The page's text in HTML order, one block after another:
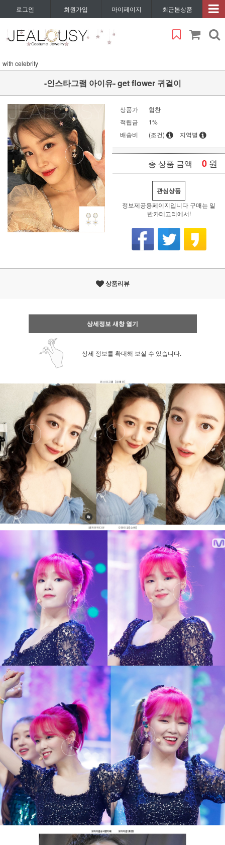
로그인 회원가입 마이페이지 최근본상품
with celebrity
-인스타그램 아이유- get flower 귀걸이
상품가
협찬
적립금
1%
배송비
(조건) 지역별
총 상품 금액 0 원
관심상품
정보제공용페이지입니다 구매는 일
반카테고리에서!
상품리뷰
상세정보 새창 열기
상세 정보를 확대해 보실 수 있습니다.